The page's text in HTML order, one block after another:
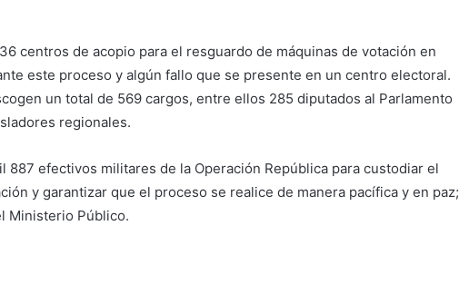
centros de acopio para el resguardo de máquinas de votación en
este proceso y algún fallo que se presente en un centro electoral.
un total de 569 cargos, entre ellos 285 diputados al Parlamento
regionales.
887 efectivos militares de la Operación República para custodiar el
y garantizar que el proceso se realice de manera pacífica y en paz;
Ministerio Público.